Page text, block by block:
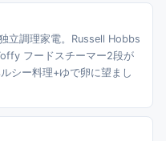
立調理家電。Russell Hobbs
フードスチーマー2段が
シー料理+ゆで卵に望まし